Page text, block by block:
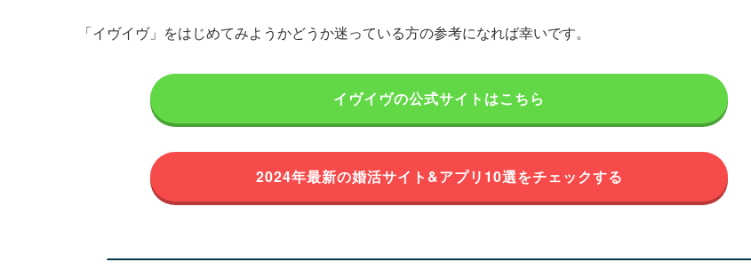
「イヴイヴ」をはじめてみようかどうか迷っている方の参考になれば幸いです。
イヴイヴの公式サイトはこちら
2024年最新の婚活サイト&アプリ10選をチェックする